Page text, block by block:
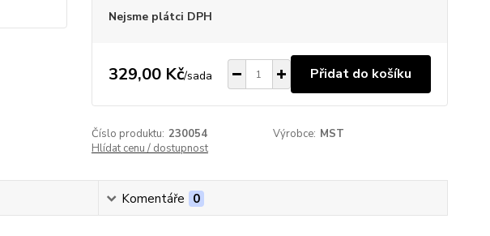
Nejsme plátci DPH
329,00 Kč/sada Přidat do košíku
Číslo produktu: 230054 Výrobce: MST
Hlídat cenu / dostupnost
Komentáře 0